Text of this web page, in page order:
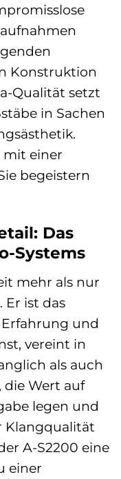
Konstruktion
Qualität setzt
in Sachen
mit einer
begeistern
Das
Systems
mehr als nur
Er ist das
und
vereint in
als auch
die Wert auf
legen und
Klangqualität
A-S2200 eine
einer